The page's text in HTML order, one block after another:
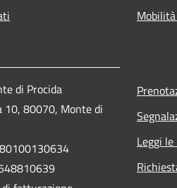
di Procida
10, 80070, Monte di
Leggi le